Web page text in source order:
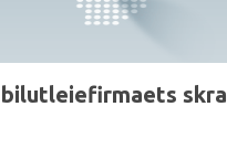
bilutleiefirmaets